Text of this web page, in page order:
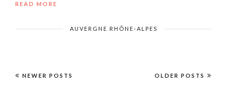
READ MORE
AUVERGNE RHÔNE-ALPES
NEWER POSTS OLDER POSTS